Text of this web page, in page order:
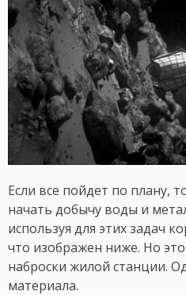
Если все пойдет по плану,
начать добычу воды и
используя для этих задач
что изображен ниже. Но это
наброски жилой станции.
материала.